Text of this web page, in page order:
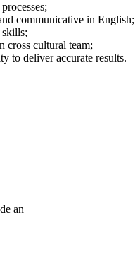
communicative in English;
cross cultural team;
to deliver accurate results.
an